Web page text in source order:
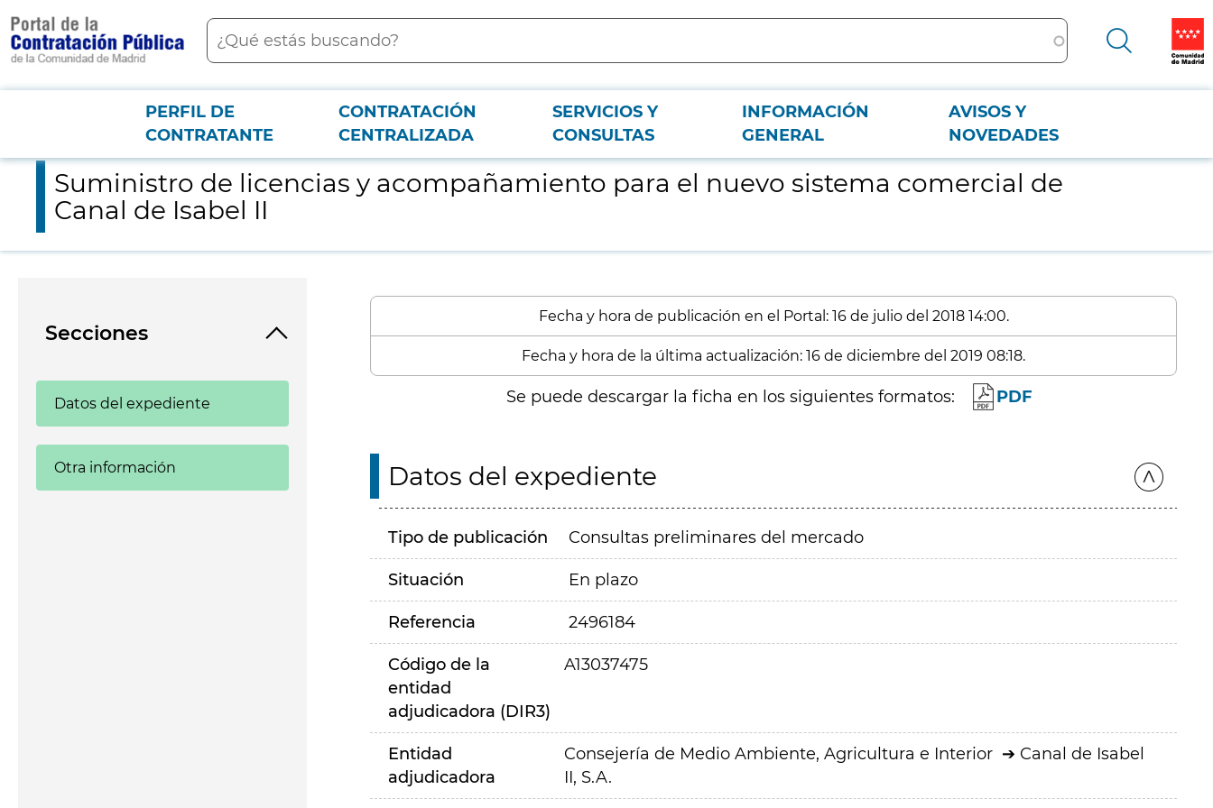
contenido
principal
Buscar
Menú PCON
PERFIL DE
CONTRATANTE
CONTRATACIÓN
CENTRALIZADA
SERVICIOS Y
CONSULTAS
INFORMACIÓN
GENERAL
AVISOS Y
NOVEDADES
Suministro de licencias y acompañamiento para el nuevo sistema comercial de Canal de Isabel II
Suministro de licencias y acompañamiento para el nuevo sistema comercial de
Canal de Isabel II
Secciones
Datos del expediente
Otra información
Fecha y hora de publicación en el Portal: 16 de julio del 2018 14:00.
Fecha y hora de la última actualización: 16 de diciembre del 2019 08:18.
Se puede descargar la ficha en los siguientes formatos: PDF
Datos del expediente
Tipo de publicación Consultas preliminares del mercado
Situación En plazo
Referencia 2496184
Código de la
entidad
adjudicadora (DIR3)
A13037475
Entidad
adjudicadora
Consejería de Medio Ambiente, Agricultura e Interior
Canal de Isabel
II, S.A.